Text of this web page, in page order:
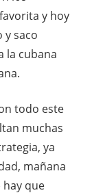
y hoy
y saco
la cubana
todo este
muchas
ya
mañana
que